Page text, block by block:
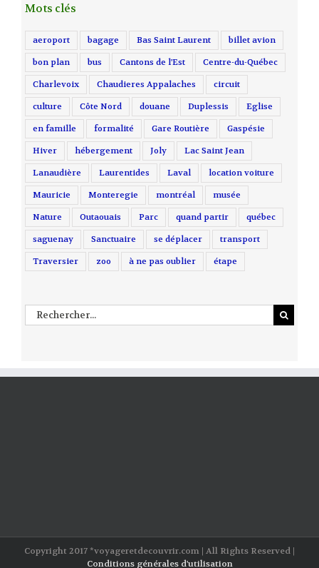
Mots clés
aeroport bagage Bas Saint Laurent billet avion
bon plan bus Cantons de l'Est Centre-du-Québec
Charlevoix Chaudieres Appalaches circuit
culture Côte Nord douane Duplessis Eglise
en famille formalité Gare Routière Gaspésie
Hiver hébergement Joly Lac Saint Jean
Lanaudière Laurentides Laval location voiture
Mauricie Monteregie montréal musée
Nature Outaouais Parc quand partir québec
saguenay Sanctuaire se déplacer transport
Traversier zoo à ne pas oublier étape
Rechercher
Copyright 2017 *voyageretdecouvrir.com | All Rights Reserved |
Conditions générales d'utilisation